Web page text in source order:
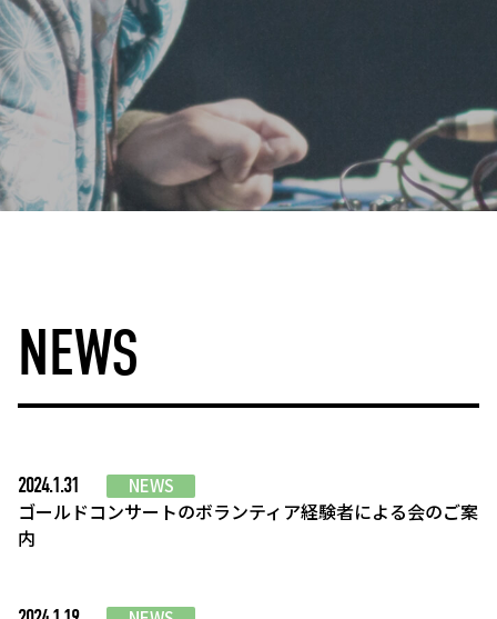
NEWS
2024.1.31 NEWS
ゴールドコンサートのボランティア経験者による会のご案
内